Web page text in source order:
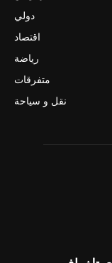
دولي
اقتصاد
رياضة
متفرقات
نقل و سياحة